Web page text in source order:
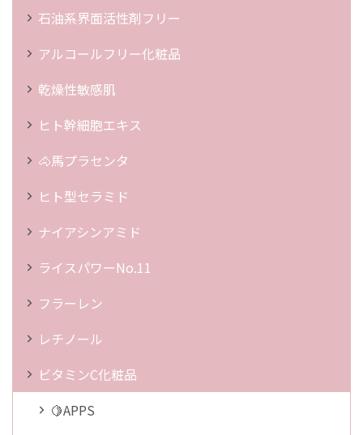
石油系界面活性剤フリー
アルコールフリー化粧品
乾燥性敏感肌
ヒト幹細胞エキス
🐴馬プラセンタ
ヒト型セラミド
ナイアシンアミド
ライスパワーNo.11
フラーレン
レチノール
ビタミンC化粧品
🍋APPS